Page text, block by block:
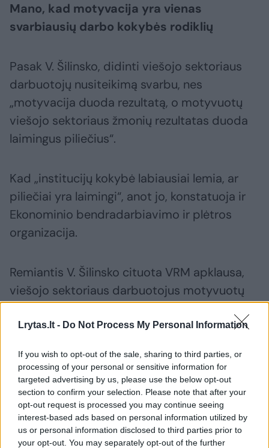
Lrytas.lt - Do Not Process My Personal Information
If you wish to opt-out of the sale, sharing to third parties, or
processing of your personal or sensitive information for
targeted advertising by us, please use the below opt-out
section to confirm your selection. Please note that after your
opt-out request is processed you may continue seeing
interest-based ads based on personal information utilized by
us or personal information disclosed to third parties prior to
your opt-out. You may separately opt-out of the further
Mano, kad motyvacija yra vienas
svarbiausių darbo kokybės rodiklių
Pasak V. Šilinsko, didinti viešojo sektoriaus
darbuotojų nusiteikimą svarbu, nes
„motyvacija duoda rezultatą, o motyvuotų
viešojo sektoriaus žmonių rezultatas duoda
laimingus piliečius“.
Kad „institucijų kokybė labiausiai lemia, ar
piliečiai yra laimingi“, anot jo, konstatuoja ir
Ekonominio bendradarbiavimo ir plėtros
organizacija.
Remiantis V. Šilinsko cituota VRM apklausa,
viešojo sektoriaus darbuotojus motyvuotų
didesnis darbo užmokestis, tinkamas darbo
organizavimas ir krūvio paskirstymas,
klimatas bei stabilumas.
„Motyvacijos privačiame sektoriuje dažnu
atveju, manau, kad nėra, tai viena priežasčių
kodėl mažas produktyvumas, mažai